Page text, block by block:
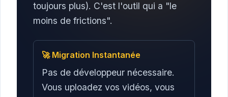
toujours plus). C'est l'outil qui a "le
moins de frictions".
🚀 Migration Instantanée
Pas de développeur nécessaire.
Vous uploadez vos vidéos, vous